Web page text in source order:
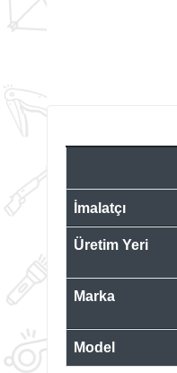
İmalatçı
Üretim Yeri
Marka
Model